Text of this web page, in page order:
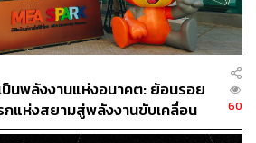
ละจิตใจจากความเหนื่อยล้า และช่วย
Balance ที่ลงตัวให้กับคนรุ่นใหม่ใน
นพลังงานแห่งอนาคต: ย้อนรอย
แห่งสยามสู่พลังงานขับเคลื่อน
60